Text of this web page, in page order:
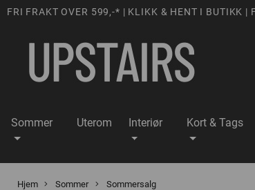
FRI FRAKT OVER 599,-* | KLIKK & HENT I BUTIKK |
Sommer Uterom Interiør Kort & Tags
Hjem Sommer Sommersalg